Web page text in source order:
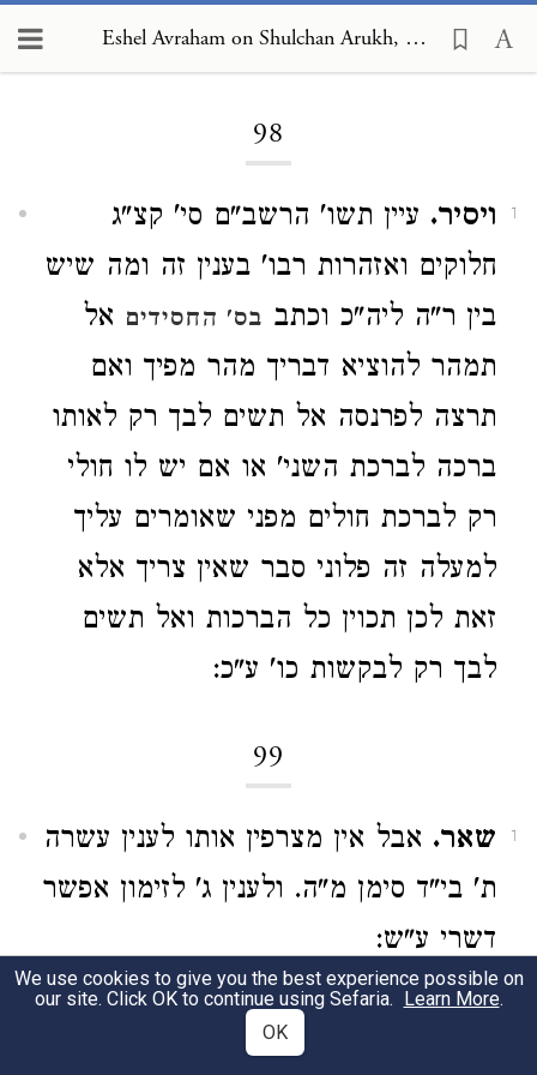
Eshel Avraham on Shulchan Arukh, Orach Chayim 98
98
1 ויסיר. עיין תשו' הרשב"ם סי' קצ"ג
חלוקים ואזהרות רבו' בענין זה ומה שיש
בין ר"ה ליה"כ וכתב בס' החסידים אל
תמהר להוציא דבריך מהר מפיך ואם
תרצה לפרנסה אל תשים לבך רק לאותו
ברכה לברכת השני' או אם יש לו חולי
רק לברכת חולים מפני שאומרים עליך
למעלה זה פלוני סבר שאין צריך אלא
זאת לכן תכוין כל הברכות ואל תשים
לבך רק לבקשות כו' ע"כ:
99
1 שאר. אבל אין מצרפין אותו לענין עשרה
ת' בי"ד סימן מ"ה. ולענין ג' לזימון אפשר
דשרי ע"ש:
101
We use cookies to give you the best experience possible on
our site. Click OK to continue using Sefaria. Learn More.
OK